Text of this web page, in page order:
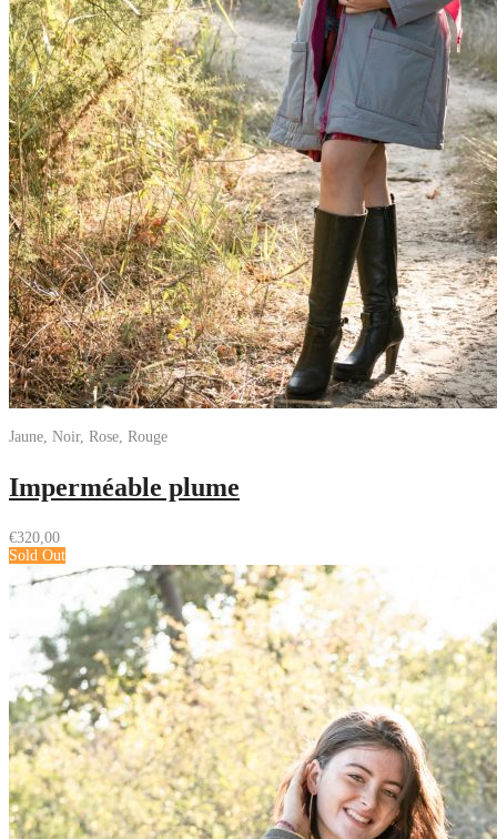
Jaune, Noir, Rose, Rouge
Imperméable plume
€320,00
Sold Out